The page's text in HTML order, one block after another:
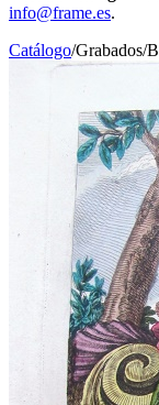
info@frame.es.
Catálogo/Grabados/